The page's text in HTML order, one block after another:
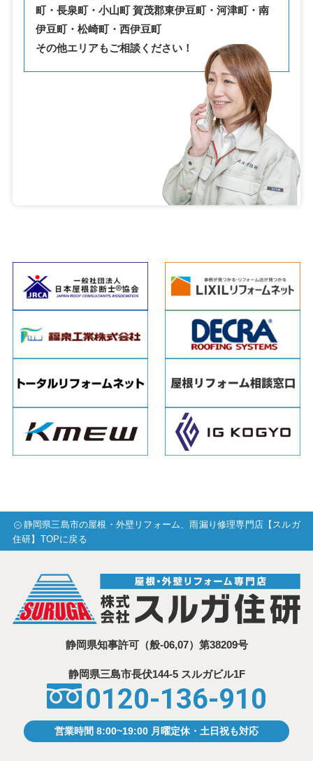
町・⾧泉町・小山町 賀茂郡東伊豆町・河津町・南
伊豆町・松崎町・西伊豆町
その他エリアもご相談ください！
静岡県三島市の屋根・外壁リフォーム、雨漏り修理専門店【スルガ
住研】TOPに戻る
静岡県知事許可（般-06,07）第38209号
静岡県三島市⾧伏144-5 スルガビル1F
0120-136-910
営業時間 8:00~19:00 月曜定休・土日祝も対応